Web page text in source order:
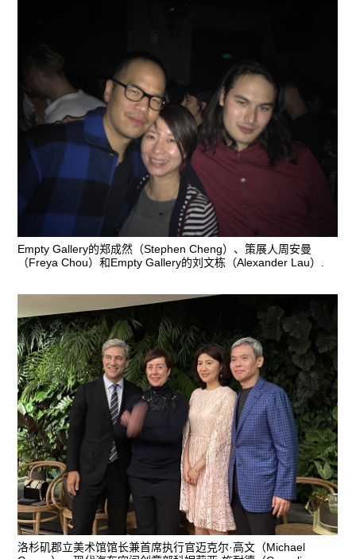
Empty Gallery的郑成然（Stephen Cheng）、策展人周安曼
（Freya Chou）和Empty Gallery的刘文栋（Alexander Lau）.
洛杉矶郡立美术馆馆长兼首席执行官迈克尔·高文（Michael